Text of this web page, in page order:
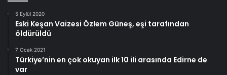
5 Eylül 2020
Eski Keşan Vaizesi Özlem Güneş, eşi tarafından
öldürüldü
7 Ocak 2021
Türkiye’nin en çok okuyan ilk 10 ili arasında Edirne de
var